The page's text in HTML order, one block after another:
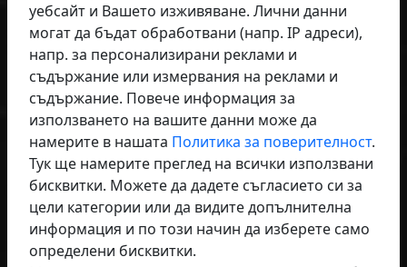
Търсене. Намиране. Свързване.
Станете видими и намерете правилните партньори -
регионално и международно.
Evelyn Klose
уебсайт и Вашето изживяване. Лични данни
могат да бъдат обработвани (напр. IP адреси),
напр. за персонализирани реклами и
съдържание или измервания на реклами и
съдържание. Повече информация за
използването на вашите данни може да
намерите в нашата Политика за поверителност.
Тук ще намерите преглед на всички използвани
бисквитки. Можете да дадете съгласието си за
цели категории или да видите допълнителна
информация и по този начин да изберете само
определени бисквитки.